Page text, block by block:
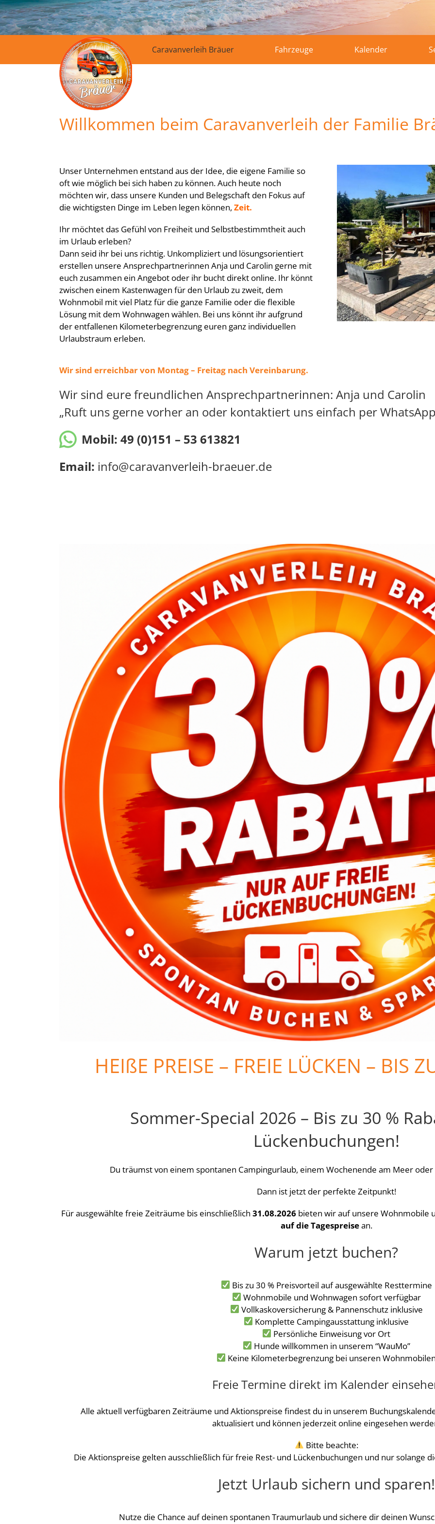
Caravanverleih Bräuer Fahrzeuge Kalender
Willkommen beim Caravanverleih der Familie
Unser Unternehmen entstand aus der Idee, die eigene Familie so
oft wie möglich bei sich haben zu können. Auch heute noch
möchten wir, dass unsere Kunden und Belegschaft den Fokus auf
die wichtigsten Dinge im Leben legen können, Zeit.
Ihr möchtet das Gefühl von Freiheit und Selbstbestimmtheit auch
im Urlaub erleben?
Dann seid ihr bei uns richtig. Unkompliziert und lösungsorientiert
erstellen unsere Ansprechpartnerinnen Anja und Carolin gerne mit
euch zusammen ein Angebot oder ihr bucht direkt online. Ihr könnt
zwischen einem Kastenwagen für den Urlaub zu zweit, dem
Wohnmobil mit viel Platz für die ganze Familie oder die flexible
Lösung mit dem Wohnwagen wählen. Bei uns könnt ihr aufgrund
der entfallenen Kilometerbegrenzung euren ganz individuellen
Urlaubstraum erleben.
Wir sind erreichbar von Montag – Freitag nach Vereinbarung.
Wir sind eure freundlichen Ansprechpartnerinnen: Anja und Carolin
„Ruft uns gerne vorher an oder kontaktiert uns einfach per
Mobil: 49 (0)151 – 53 613821
Email: info@caravanverleih-braeuer.de
HEIßE PREISE – FREIE LÜCKEN – BIS
Sommer-Special 2026 – Bis zu 30 %
Lückenbuchungen!
Du träumst von einem spontanen Campingurlaub, einem Wochenende am Meer
Dann ist jetzt der perfekte Zeitpunkt!
Für ausgewählte freie Zeiträume bis einschließlich 31.08.2026bieten wir auf unsere Wohnmobile
auf die Tagespreisean.
Warum jetzt buchen?
Bis zu 30 % Preisvorteil auf ausgewählte Resttermine
Wohnmobile und Wohnwagen sofort verfügbar
Vollkaskoversicherung & Pannenschutz inklusive
Komplette Campingausstattung inklusive
Persönliche Einweisung vor Ort
Hunde willkommen in unserem “WauMo”
Keine Kilometerbegrenzung bei unseren
Freie Termine direkt im Kalender
Alle aktuell verfügbaren Zeiträume und Aktionspreise findest du in unserem
aktualisiert und können jederzeit online eingesehen
Bitte beachte:
Die Aktionspreise gelten ausschließlich für freie Rest- und Lückenbuchungen und nur solange
Jetzt Urlaub sichern und sparen!
Nutze die Chance auf deinen spontanen Traumurlaub und sichere dir deinen